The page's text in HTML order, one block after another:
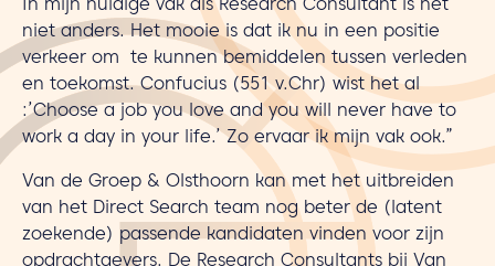
In mijn huidige vak als Research Consultant is het
niet anders. Het mooie is dat ik nu in een positie
verkeer om te kunnen bemiddelen tussen verleden
en toekomst. Confucius (551 v.Chr) wist het al
:’Choose a job you love and you will never have to
work a day in your life.’ Zo ervaar ik mijn vak ook.”
Van de Groep & Olsthoorn kan met het uitbreiden
van het Direct Search team nog beter de (latent
zoekende) passende kandidaten vinden voor zijn
opdrachtgevers. De Research Consultants bij Van